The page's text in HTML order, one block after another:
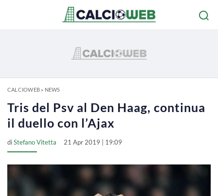
CALCIOWEB» NEWS
Tris del Psv al Den Haag, continua
il duello con l’Ajax
diStefano Vitetta 21 Apr 2019 | 19:09